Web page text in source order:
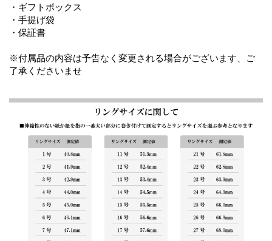
・ギフトボックス
・手提げ袋
・保証書
※付属品の内容は予告なく変更される場合がございます、ご
了承くださいませ